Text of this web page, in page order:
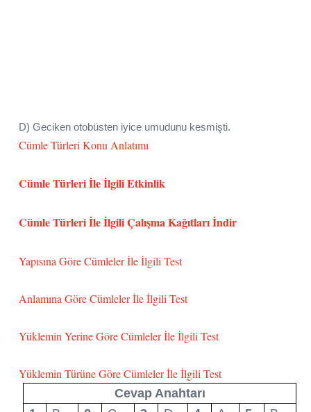
D) Geciken otobüsten iyice umudunu kesmişti.
Cümle Türleri Konu Anlatımı
Cümle Türleri İle İlgili Etkinlik
Cümle Türleri İle İlgili Çalışma Kağıtları İndir
Yapısına Göre Cümleler İle İlgili Test
Anlamına Göre Cümleler İle İlgili Test
Yüklemin Yerine Göre Cümleler İle İlgili Test
Yüklemin Türüne Göre Cümleler İle İlgili Test
Cevap Anahtarı